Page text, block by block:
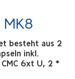
MK8
besteht aus 2
inkl.
6xt U, 2 *